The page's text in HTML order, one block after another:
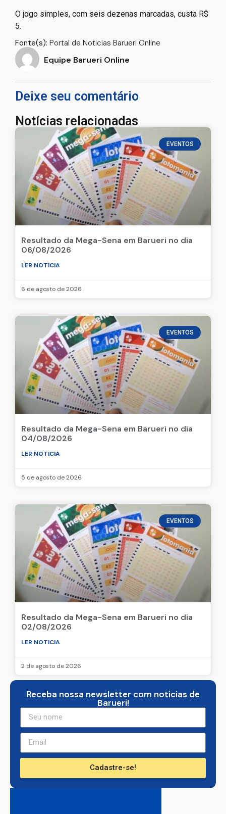
O jogo simples, com seis dezenas marcadas, custa R$
5.
Fonte(s): Portal de Noticias Barueri Online
Equipe Barueri Online
Deixe seu comentário
Notícias relacionadas
EVENTOS
Resultado da Mega-Sena em Barueri no dia
06/08/2026
LER NOTICIA
6 de agosto de 2026
EVENTOS
Resultado da Mega-Sena em Barueri no dia
04/08/2026
LER NOTICIA
5 de agosto de 2026
EVENTOS
Resultado da Mega-Sena em Barueri no dia
02/08/2026
LER NOTICIA
2 de agosto de 2026
Receba nossa newsletter com noticias de
Barueri!
Cadastre-se!